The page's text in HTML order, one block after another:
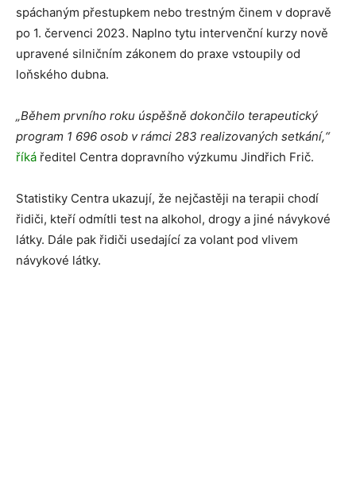
spáchaným přestupkem nebo trestným činem v dopravě
po 1. červenci 2023. Naplno tytu intervenční kurzy nově
upravené silničním zákonem do praxe vstoupily od
loňského dubna.
„Během prvního roku úspěšně dokončilo terapeutický
program 1 696 osob v rámci 283 realizovaných setkání,“
říká ředitel Centra dopravního výzkumu Jindřich Frič.
Statistiky Centra ukazují, že nejčastěji na terapii chodí
řidiči, kteří odmítli test na alkohol, drogy a jiné návykové
látky. Dále pak řidiči usedající za volant pod vlivem
návykové látky.